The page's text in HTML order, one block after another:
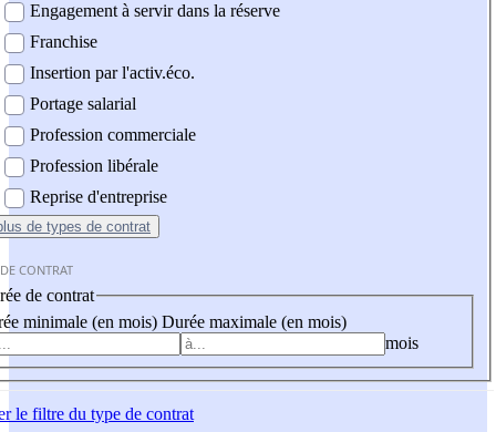
Engagement à servir dans la réserve
Franchise
Insertion par l'activ.éco.
Portage salarial
Profession commerciale
Profession libérale
Reprise d'entreprise
de types de contrat
CONTRAT
de contrat
minimale (en mois) Durée maximale (en mois)
mois
le filtre du type de contrat